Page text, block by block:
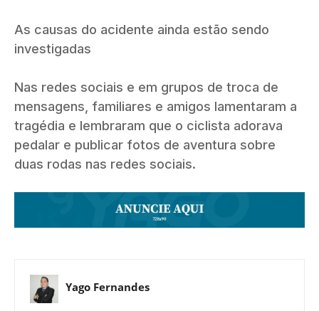
As causas do acidente ainda estão sendo
investigadas
Nas redes sociais e em grupos de troca de
mensagens, familiares e amigos lamentaram a
tragédia e lembraram que o ciclista adorava
pedalar e publicar fotos de aventura sobre
duas rodas nas redes sociais.
Yago Fernandes